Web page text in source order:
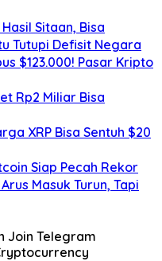
Sitaan, Bisa
Tutupi Defisit Negara
$123.000! Pasar Kripto
Rp2 Miliar Bisa
XRP Bisa Sentuh $20
Siap Pecah Rekor
Masuk Turun, Tapi
Join Telegram